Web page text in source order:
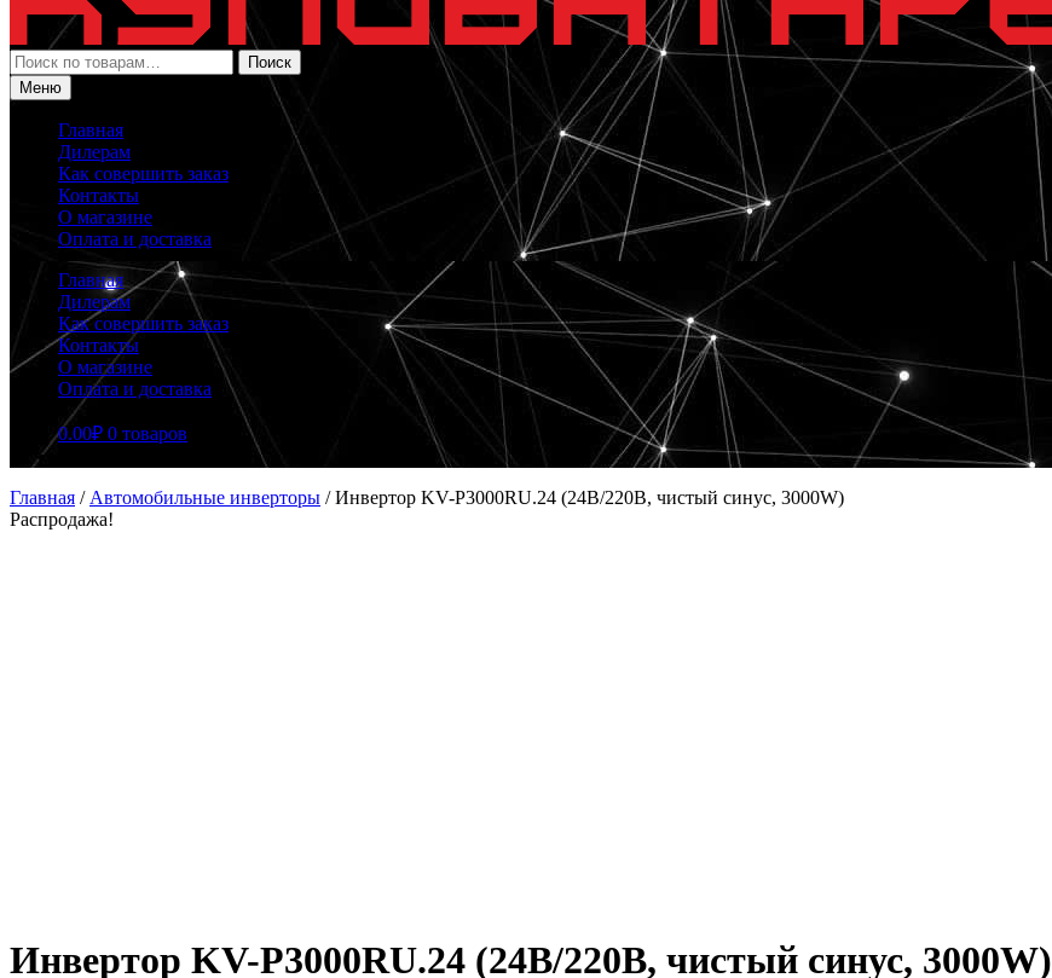
Искать:
Поиск
Меню
Главная
Дилерам
Как совершить заказ
Контакты
О магазине
Оплата и доставка
Главная
Дилерам
Как совершить заказ
Контакты
О магазине
Оплата и доставка
0.00₽ 0 товаров
Главная / Автомобильные инверторы /Инвертор KV-P3000RU.24 (24В/220В, чистый синус, 3000W)
Распродажа!
Инвертор KV-P3000RU.24 (24В/220В, чистый синус, 3000W)